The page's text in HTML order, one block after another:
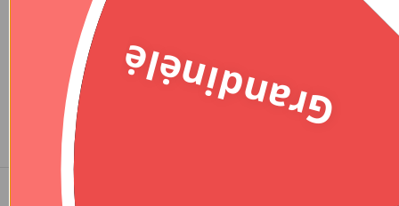
1+1 SIDABRINĖS GRANDINĖLĖS SU JUODU
GINTARU – ”TIMELESS”
Esu labai patenkinta pirkiniu. Kokybiškas, stilingas…
tiesiog puikus! Atrodo dar gražiau nei nuotraukoje.
Grandinėlė